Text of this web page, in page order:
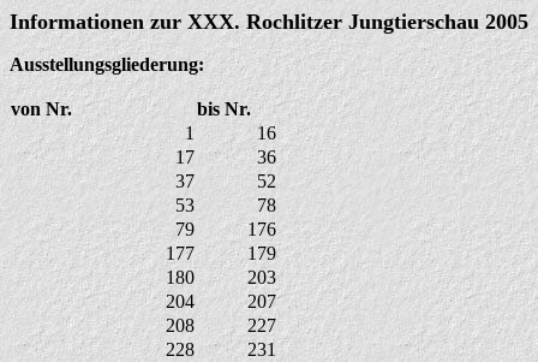
Informationen zur XXX. Rochlitzer Jungtierschau 2005
Ausstellungsgliederung:
von Nr.
bis Nr.
1
16
17
36
37
52
53
78
79
176
177
179
180
203
204
207
208
227
228
231